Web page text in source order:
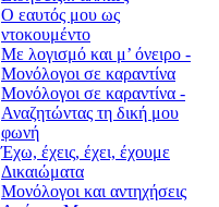
Ο εαυτός μου ως
ντοκουμέντο
Με λογισμό και μ’ όνειρο -
Μονόλογοι σε καραντίνα
Μονόλογοι σε καραντίνα -
Αναζητώντας τη δική μου
φωνή
Έχω, έχεις, έχει, έχουμε
Δικαιώματα
Μονόλογοι και αντηχήσεις